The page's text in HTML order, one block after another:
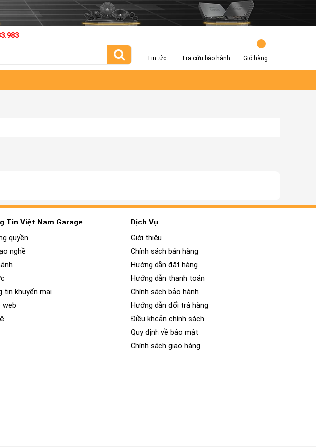
Tin tức Tra cứu bảo hành Giỏ hàng
Tin Việt Nam Garage
quyền
nghề
tin khuyến mại
web
Dịch Vụ
Giới thiệu
Chính sách bán hàng
Hướng dẫn đặt hàng
Hướng dẫn thanh toán
Chính sách bảo hành
Hướng dẫn đổi trả hàng
Điều khoản chính sách
Quy định về bảo mật
Chính sách giao hàng